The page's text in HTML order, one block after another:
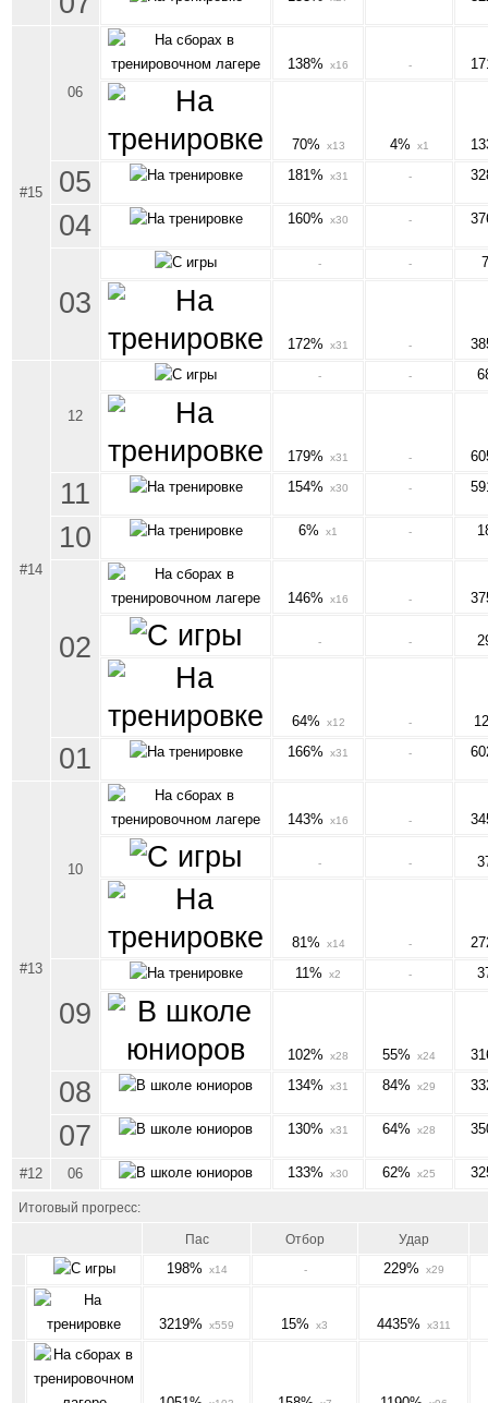
#15
06
138% x16 -
70% x13 4% x1
05 181% x31 -
04 160% x30 -
03
- -
172% x31 -
#14
12
- -
179% x31 -
11 154% x30 -
10 6% x1 -
02
146% x16 -
- -
64% x12 -
01 166% x31 -
#13
10
143% x16 -
- -
81% x14 -
09
11% x2 -
102% x28 55% x24
08 134% x31 84% x29
07 130% x31 64% x28
#12 06 133% x30 62% x25
Итоговый прогресс:
Пас Отбор Удар
198% x14 - 229% x29
3219% x559 15% x3 4435% x311